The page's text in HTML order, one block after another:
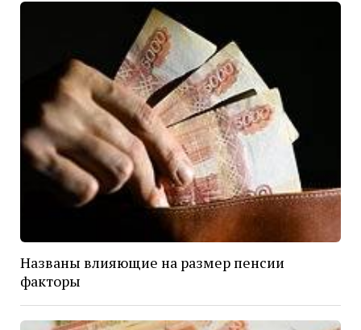
Названы влияющие на размер пенсии
факторы